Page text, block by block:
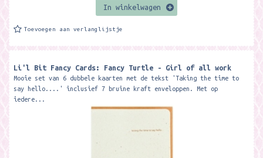
In winkelwagen
Toevoegen aan verlanglijstje
Li'l Bit Fancy Cards: Fancy Turtle - Girl of all work
Mooie set van 6 dubbele kaarten met de tekst 'Taking the time to
say hello....' inclusief 7 bruine kraft enveloppen. Met op
iedere...